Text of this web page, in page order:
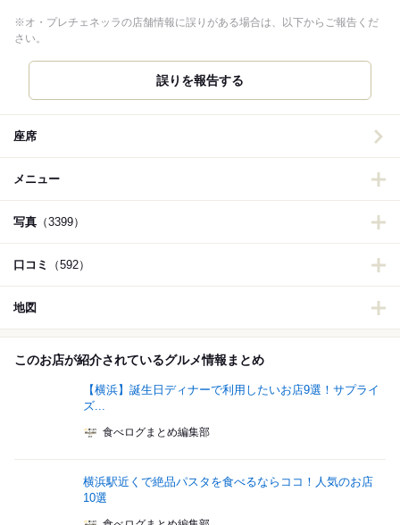
※オ・プレチェネッラの店舗情報に誤りがある場合は、以下からご報告くだ
さい。
誤りを報告する
座席
メニュー
写真 （3399）
口コミ （592）
地図
このお店が紹介されているグルメ情報まとめ
【横浜】誕生日ディナーで利用したいお店9選！サプライ
ズ...
食べログまとめ編集部
横浜駅近くで絶品パスタを食べるならココ！人気のお店
10選